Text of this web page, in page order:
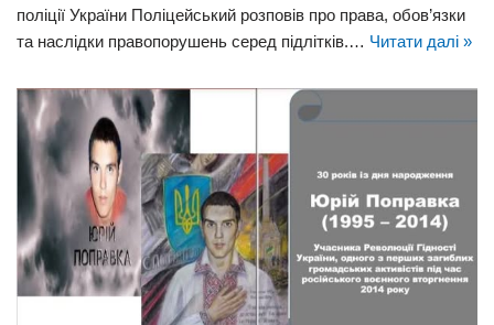
поліції України Поліцейський розповів про права, обов’язки
та наслідки правопорушень серед підлітків.… Читати далі »